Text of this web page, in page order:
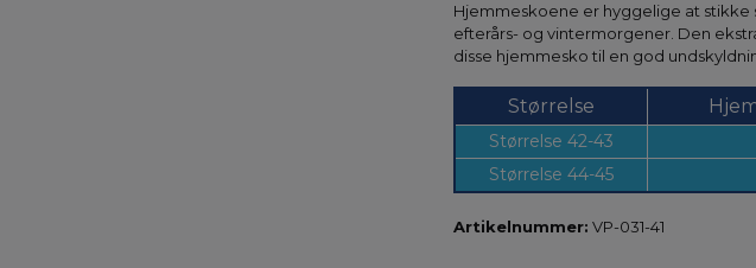
Hjemmeskoene er hyggelige at
efterårs- og vintermorgener. Den
disse hjemmesko til en god
Størrelse
Størrelse 42-43
Størrelse 44-45
Artikelnummer: VP-031-41